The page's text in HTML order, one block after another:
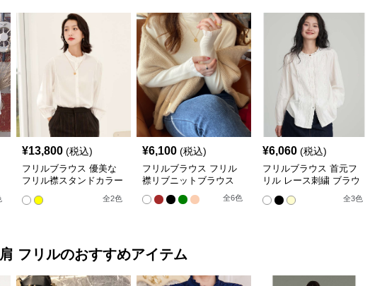
¥13,800 (税込)
フリルブラウス 優美な
フリル襟スタンドカラー
全2色
¥6,100 (税込)
フリルブラウス フリル
襟リブニットブラウス
全6色
¥6,060 (税込)
フリルブラウス 首元フ
リル レース刺繍 ブラウ
全3色
肩 フリルのおすすめアイテム